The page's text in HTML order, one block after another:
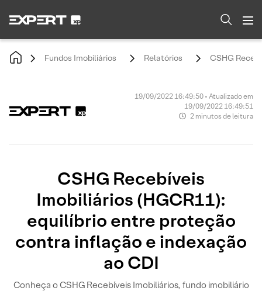
Fundos Imobiliários Relatórios CSHG
19/09/2022 16:49:50 • Atualizado em
19/09/2022 16:49:51
2 minutos de leitura
CSHG Recebíveis
Imobiliários (HGCR11):
equilíbrio entre proteção
contra inflação e indexação
ao CDI
Conheça o CSHG Recebíveis Imobiliários, fundo imobiliário